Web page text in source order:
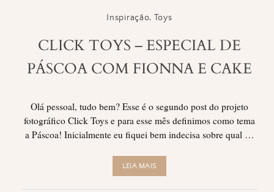
Inspiração, Toys
CLICK TOYS – ESPECIAL DE
PÁSCOA COM FIONNA E CAKE
Olá pessoal, tudo bem? Esse é o segundo post do projeto
fotográfico Click Toys e para esse mês definimos como tema
a Páscoa! Inicialmente eu fiquei bem indecisa sobre qual …
LEIA MAIS